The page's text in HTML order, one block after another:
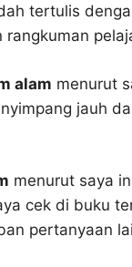
tertulis
alam menurut
jauh
menurut saya
cek di buku
pertanyaan